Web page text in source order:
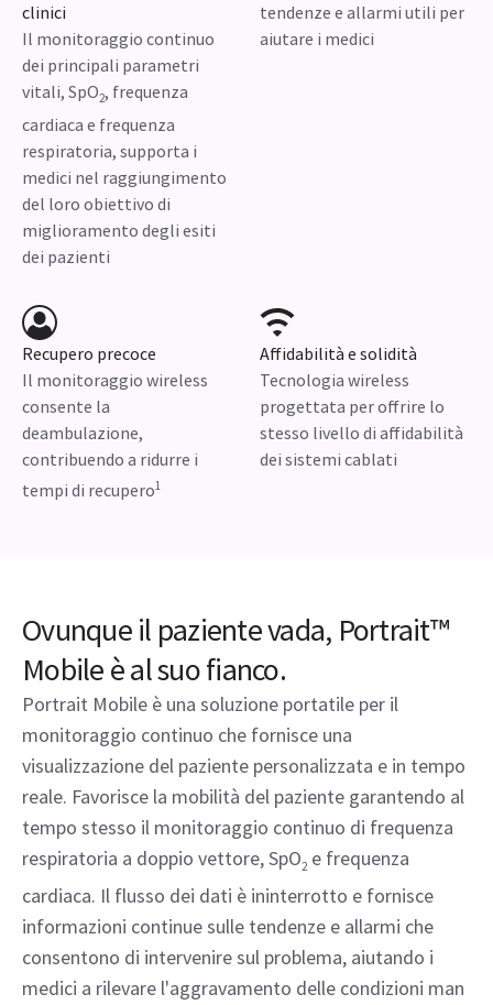
clinici
Il monitoraggio continuo
dei principali parametri
vitali, SpO2, frequenza
cardiaca e frequenza
respiratoria, supporta i
medici nel raggiungimento
del loro obiettivo di
miglioramento degli esiti
dei pazienti
tendenze e allarmi utili per
aiutare i medici
Recupero precoce
Il monitoraggio wireless
consente la
deambulazione,
contribuendo a ridurre i
tempi di recupero1
Affidabilità e solidità
Tecnologia wireless
progettata per offrire lo
stesso livello di affidabilità
dei sistemi cablati
Ovunque il paziente vada, Portrait™
Mobile è al suo fianco.
Portrait Mobile è una soluzione portatile per il
monitoraggio continuo che fornisce una
visualizzazione del paziente personalizzata e in tempo
reale. Favorisce la mobilità del paziente garantendo al
tempo stesso il monitoraggio continuo di frequenza
respiratoria a doppio vettore, SpO2 e frequenza
cardiaca. Il flusso dei dati è ininterrotto e fornisce
informazioni continue sulle tendenze e allarmi che
consentono di intervenire sul problema, aiutando i
medici a rilevare l'aggravamento delle condizioni man